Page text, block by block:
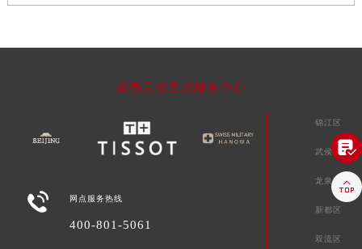
成都天梭售后服务中心
 网点服务热线
400-801-5061
锦江区
武侯区
龙泉驿区
新都区
双流区

